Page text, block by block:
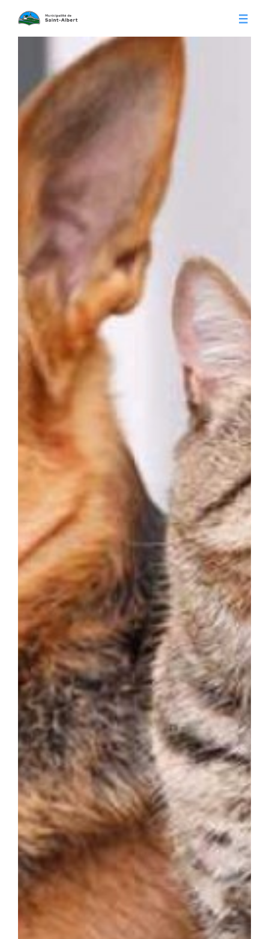
Vivre à Saint-Albert
Infos pratiques
Citoyens
Gestion des déchets
Parcs et loisirs
Réglementation
Santé & sécurité
Travaux publics
Membres
Parc canin